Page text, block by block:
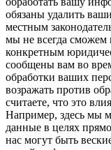
обязаны удалить
местным
мы не всегда сможем
конкретным
сообщены вам во
обработки ваших
возражать против
считаете, что это
Например, здесь мы
данные в целях
нас могут быть